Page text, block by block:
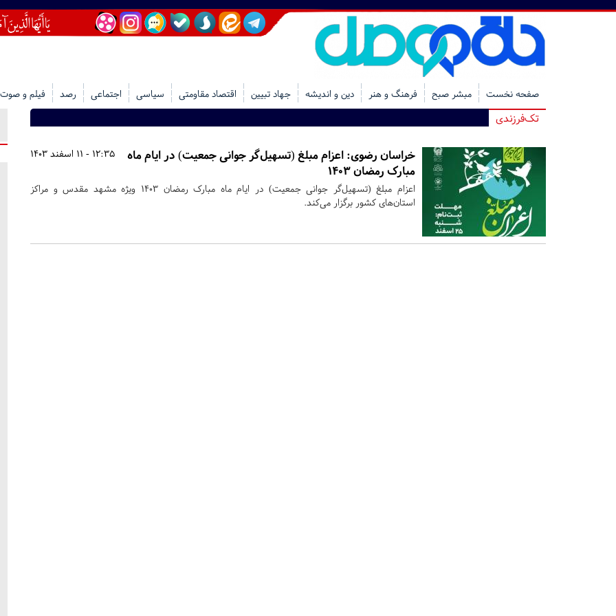
صفحه نخست مبشر صبح فرهنگ و هنر دین و اندیشه جهاد تبیین اقتصاد مقاومتی سیاسی اجتماعی رصد فیلم و صوت
تک‌فرزندی
12:35 - 11 اسفند 1403 خراسان رضوی: اعزام مبلغ (تسهیل‌گر جوانی جمعیت) در ایام ماه
مبارک رمضان ۱۴۰۳
اعزام مبلغ (تسهیل‌گر جوانی جمعیت) در ایام ماه مبارک رمضان ۱۴۰۳ ویژه مشهد مقدس و مراکز
استان‌های کشور برگزار می‌کند.